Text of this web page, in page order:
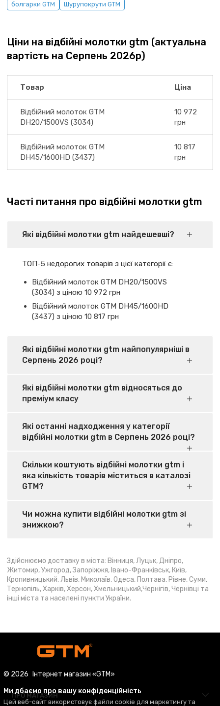
болгарки GTM
Шурупокрути GTM
Ціни на відбійні молотки gtm (актуальна
вартість на Серпень 2026р)
Товар Ціна
Відбійний молоток GTM
DH20/1500VS (3034)
10 972
грн
Відбійний молоток GTM
DH45/1600HD (3437)
10 817
грн
Часті питання про відбійні молотки gtm
Які відбійні молотки gtm найдешевші?
ТОП-5 недорогих товарів з цієї категорії є:
Відбійний молоток GTM DH20/1500VS
(3034) з ціною 10 972 грн
Відбійний молоток GTM DH45/1600HD
(3437) з ціною 10 817 грн
Які відбійні молотки gtm найпопулярніші в
Серпень 2026 році?
Які відбійні молотки gtm відносяться до
преміум класу
Які останні надходження у категорії
відбійні молотки gtm в Серпень 2026 році?
Скільки коштують відбійні молотки gtm і
яка кількість товарів міститься в каталозі
GTM?
Чи можна купити відбійні молотки gtm зі
знижкою?
Здійснюємо доставку в міста: Вінниця, Луцьк, Дніпро,
Житомир, Ужгород, Запоріжжя, Івано-Франківськ, Київ,
Кропивницький, Львів, Миколаїв, Одеса, Полтава, Рівне, Суми,
Тернопіль, Харків, Херсон, Хмельницький,Чернігів, Чернівці та
інші міста та населені пункти України.
© 2026 Інтернет магазин «GTM»
ПРО МАГАЗИН
Ми дбаємо про вашу конфіденційність
Цей веб-сайт використовує файли cookie для маркетингу та